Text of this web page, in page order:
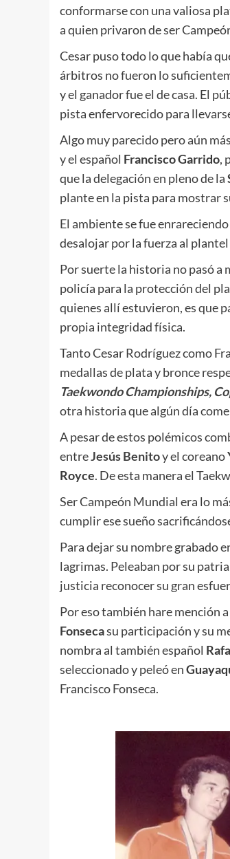
conformarse con una valiosa
a quien privaron de ser
Cesar puso todo lo que había
árbitros no fueron lo
y el ganador fue el de casa. El
pista enfervorecido para
Algo muy parecido pero aún
y el español Francisco Garrido,
que la delegación en pleno de la
plante en la pista para mostrar
El ambiente se fue
desalojar por la fuerza al
Por suerte la historia no pasó
policía para la protección del
quienes allí estuvieron, es que
propia integridad física.
Tanto Cesar Rodríguez como
medallas de plata y bronce
Taekwondo Championships,
otra historia que algún día
A pesar de estos polémicos
entreJesús Benitoy el coreano
Royce. De esta manera el
Ser Campeón Mundial era lo
cumplir ese sueño
Para dejar su nombre grabado
lagrimas. Peleaban por su
justicia reconocer su gran
Por eso también hare mención
Fonsecasu participación y su
nombra al también español
seleccionado y peleó en
Francisco Fonseca.